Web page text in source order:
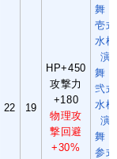
22 19
HP+450
攻撃力
+180
物理攻
撃回避
+30%
舞・
壱式
水槍
演
舞・
弐式
水槍
演
舞・
参式